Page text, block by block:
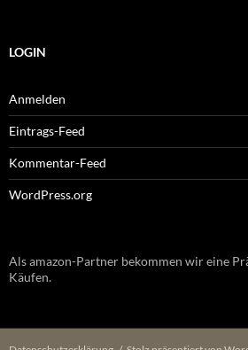
LOGIN
Anmelden
Eintrags-Feed
Kommentar-Feed
WordPress.org
Als amazon-Partner bekommen wir eine
Käufen.